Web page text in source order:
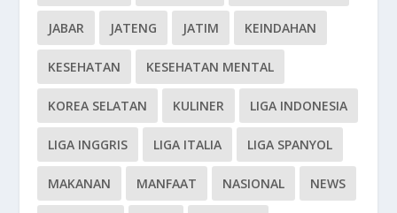
JABAR JATENG JATIM KEINDAHAN
KESEHATAN KESEHATAN MENTAL
KOREA SELATAN KULINER LIGA INDONESIA
LIGA INGGRIS LIGA ITALIA LIGA SPANYOL
MAKANAN MANFAAT NASIONAL NEWS